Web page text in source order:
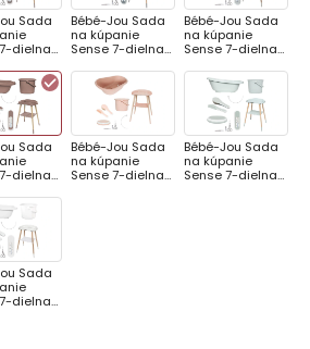
Sada
dielna
Bébé-Jou Sada
na kúpanie
Sense 7-dielna
Bébé-Jou Sada
na kúpanie
Sense 7-dielna
Sada
dielna
Bébé-Jou Sada
na kúpanie
Sense 7-dielna
Bébé-Jou Sada
na kúpanie
Sense 7-dielna
Sada
dielna